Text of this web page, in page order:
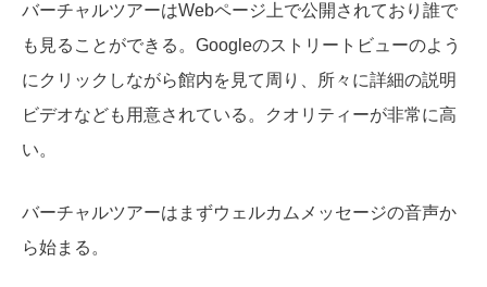
バーチャルツアーはWebページ上で公開されており誰で
も見ることができる。Googleのストリートビューのよう
にクリックしながら館内を見て周り、所々に詳細の説明
ビデオなども用意されている。クオリティーが非常に高
い。
バーチャルツアーはまずウェルカムメッセージの音声か
ら始まる。